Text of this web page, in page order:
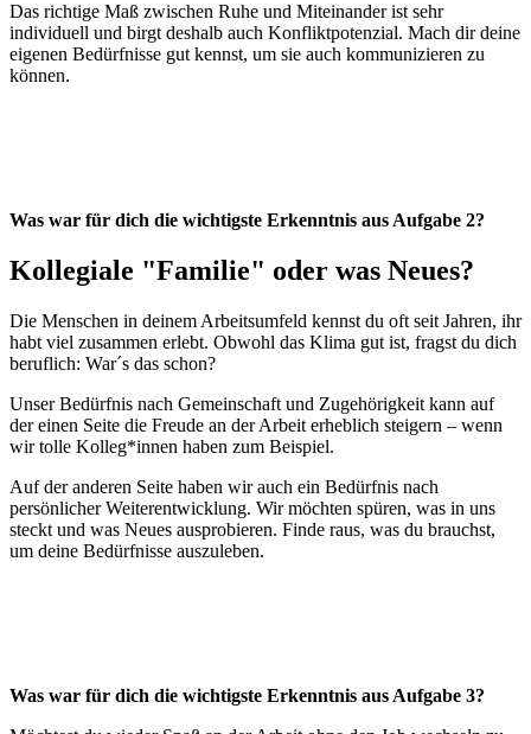
Das richtige Maß zwischen Ruhe und Miteinander ist sehr
individuell und birgt deshalb auch Konfliktpotenzial. Mach dir deine
eigenen Bedürfnisse gut kennst, um sie auch kommunizieren zu
können.
Was war für dich die wichtigste Erkenntnis aus Aufgabe 2?
Kollegiale "Familie" oder was Neues?
Die Menschen in deinem Arbeitsumfeld kennst du oft seit Jahren, ihr
habt viel zusammen erlebt. Obwohl das Klima gut ist, fragst du dich
beruflich: War´s das schon?
Unser Bedürfnis nach Gemeinschaft und Zugehörigkeit kann auf
der einen Seite die Freude an der Arbeit erheblich steigern – wenn
wir tolle Kolleg*innen haben zum Beispiel.
Auf der anderen Seite haben wir auch ein Bedürfnis nach
persönlicher Weiterentwicklung. Wir möchten spüren, was in uns
steckt und was Neues ausprobieren. Finde raus, was du brauchst,
um deine Bedürfnisse auszuleben.
Was war für dich die wichtigste Erkenntnis aus Aufgabe 3?